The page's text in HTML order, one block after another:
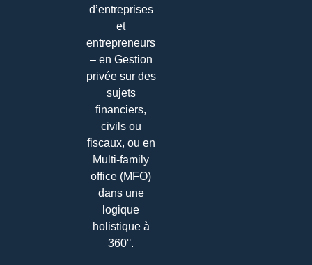
d’entreprises
et
entrepreneurs
– en Gestion
privée sur des
sujets
financiers,
civils ou
fiscaux, ou en
Multi-family
office (MFO)
dans une
logique
holistique à
360°.